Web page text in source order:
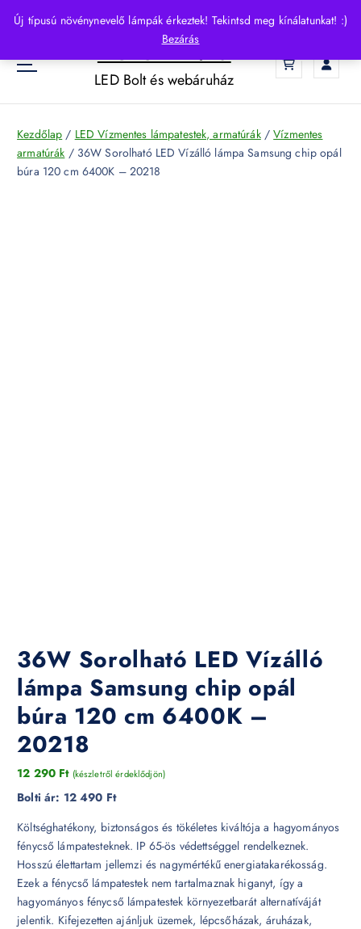
Új típusú növénynevelő lámpák érkeztek! Tekintsd meg kínálatunkat! :)
Bezárás
p
o
HelloLED.hu
LED Bolt és webáruház
Kezdőlap / LED Vízmentes lámpatestek, armatúrák/Vízmentes
armatúrák / 36W Sorolható LED Vízálló lámpa Samsung chip opál
búra 120 cm 6400K – 20218
36W Sorolható LED Vízálló
lámpa Samsung chip opál
búra 120 cm 6400K –
20218
12 290 Ft (készletről érdeklődjön)
Bolti ár: 12 490 Ft
Költséghatékony, biztonságos és tökéletes kiváltója a hagyományos
fénycső lámpatesteknek. IP 65-ös védettséggel rendelkeznek.
Hosszú élettartam jellemzi és nagymértékű energiatakarékosság.
Ezek a fénycső lámpatestek nem tartalmaznak higanyt, így a
hagyományos fénycső lámpatestek környezetbarát alternatíváját
jelentik. Kifejezetten ajánljuk üzemek, lépcsőházak, áruházak,